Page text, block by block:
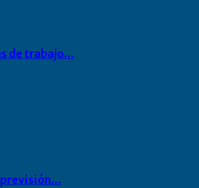
de trabajo…
previsión…